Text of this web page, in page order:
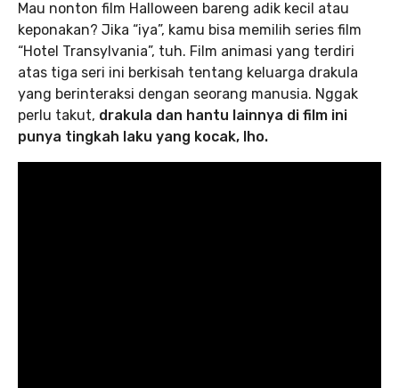
Mau nonton film Halloween bareng adik kecil atau
keponakan? Jika “iya”, kamu bisa memilih series film
“Hotel Transylvania”, tuh. Film animasi yang terdiri
atas tiga seri ini berkisah tentang keluarga drakula
yang berinteraksi dengan seorang manusia. Nggak
perlu takut, drakula dan hantu lainnya di film ini
punya tingkah laku yang kocak, lho.